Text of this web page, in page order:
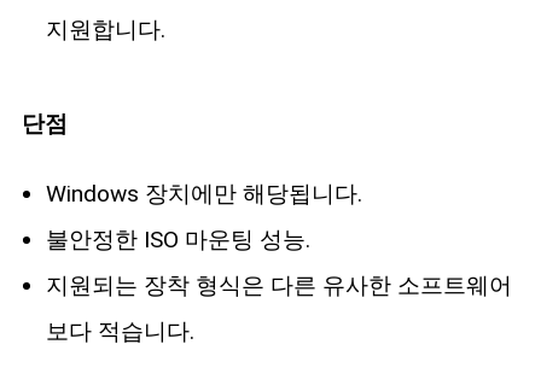
지원합니다.
단점
Windows 장치에만 해당됩니다.
불안정한 ISO 마운팅 성능.
지원되는 장착 형식은 다른 유사한 소프트웨어
보다 적습니다.